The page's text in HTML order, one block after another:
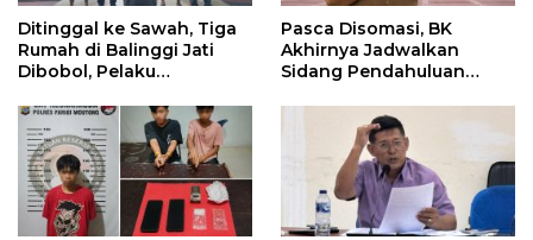
Ditinggal ke Sawah, Tiga
Rumah di Balinggi Jati
Dibobol, Pelaku
Pasca Disomasi, BK
Akhirnya Jadwalkan
Sidang Pendahuluan